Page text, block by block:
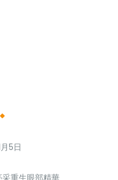
5日
重生眼部精華